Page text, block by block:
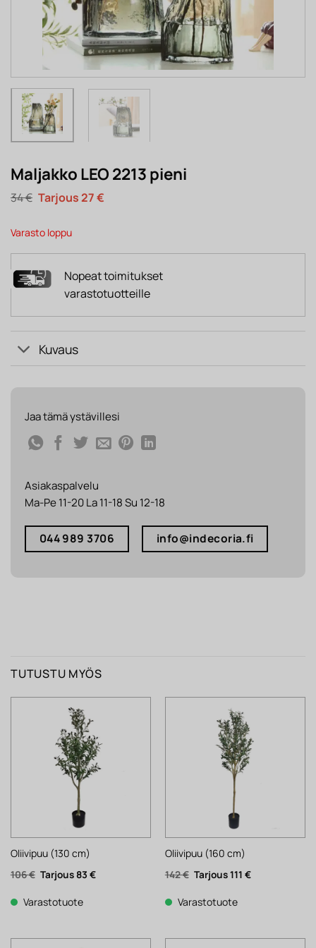
Maljakko LEO 2213 pieni
34€ Alkuperäinen
hinta
34 €.
27€Nykyinen
Varasto loppu
Nopeat toimitukset
varastotuotteille
Kuvaus
Jaa tämä ystävillesi
Asiakaspalvelu
Ma-Pe 11-20 La 11-18 Su 12-18
044 989 3706 info@indecoria.fi
TUTUSTU MYÖS
Oliivipuu (130 cm)
106€ Alkuperäinen
hinta
106 €.
83 €Nykyinen
Varastotuote
Oliivipuu (160 cm)
142€ Alkuperäinen
hinta
142 €.
111 €Nykyinen
Varastotuote